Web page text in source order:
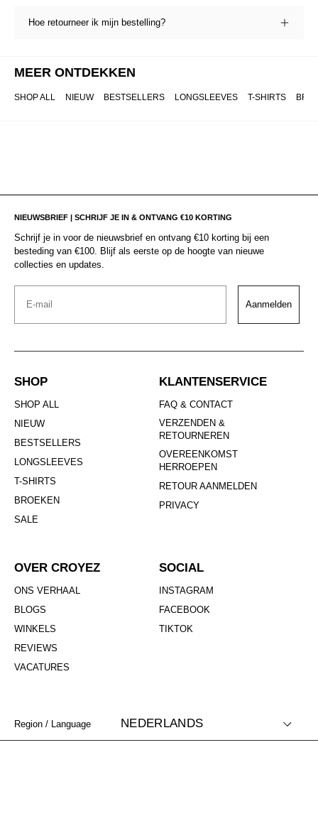
Hoe retourneer ik mijn bestelling?
MEER ONTDEKKEN
SHOP ALL NIEUW BESTSELLERS LONGSLEEVES T-SHIRTS
NIEUWSBRIEF | SCHRIJF JE IN & ONTVANG €10 KORTING
Schrijf je in voor de nieuwsbrief en ontvang €10 korting bij een
besteding van €100. Blijf als eerste op de hoogte van nieuwe
collecties en updates.
Email
Aanmelden
SHOP
SHOP ALL
NIEUW
BESTSELLERS
LONGSLEEVES
T-SHIRTS
BROEKEN
SALE
KLANTENSERVICE
FAQ & CONTACT
VERZENDEN &
RETOURNEREN
OVEREENKOMST
HERROEPEN
RETOUR AANMELDEN
PRIVACY
OVER CROYEZ
ONS VERHAAL
BLOGS
WINKELS
REVIEWS
VACATURES
SOCIAL
INSTAGRAM
FACEBOOK
TIKTOK
Region / Language NEDERLANDS